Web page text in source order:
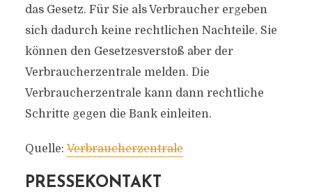
das Gesetz. Für Sie als Verbraucher ergeben
sich dadurch keine rechtlichen Nachteile. Sie
können den Gesetzesverstoß aber der
Verbraucherzentrale melden. Die
Verbraucherzentrale kann dann rechtliche
Schritte gegen die Bank einleiten.
Quelle:Verbraucherzentrale
PRESSEKONTAKT